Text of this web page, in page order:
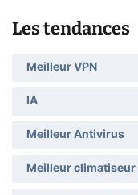
Les tendances
Meilleur VPN
IA
Meilleur Antivirus
Meilleur climatiseur